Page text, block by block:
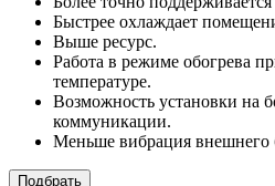
Быстрее охлаждает
Выше ресурс.
Работа в режиме обогрева
температуре.
Возможность установки на
коммуникации.
Меньше вибрация внешнего
Подбрать